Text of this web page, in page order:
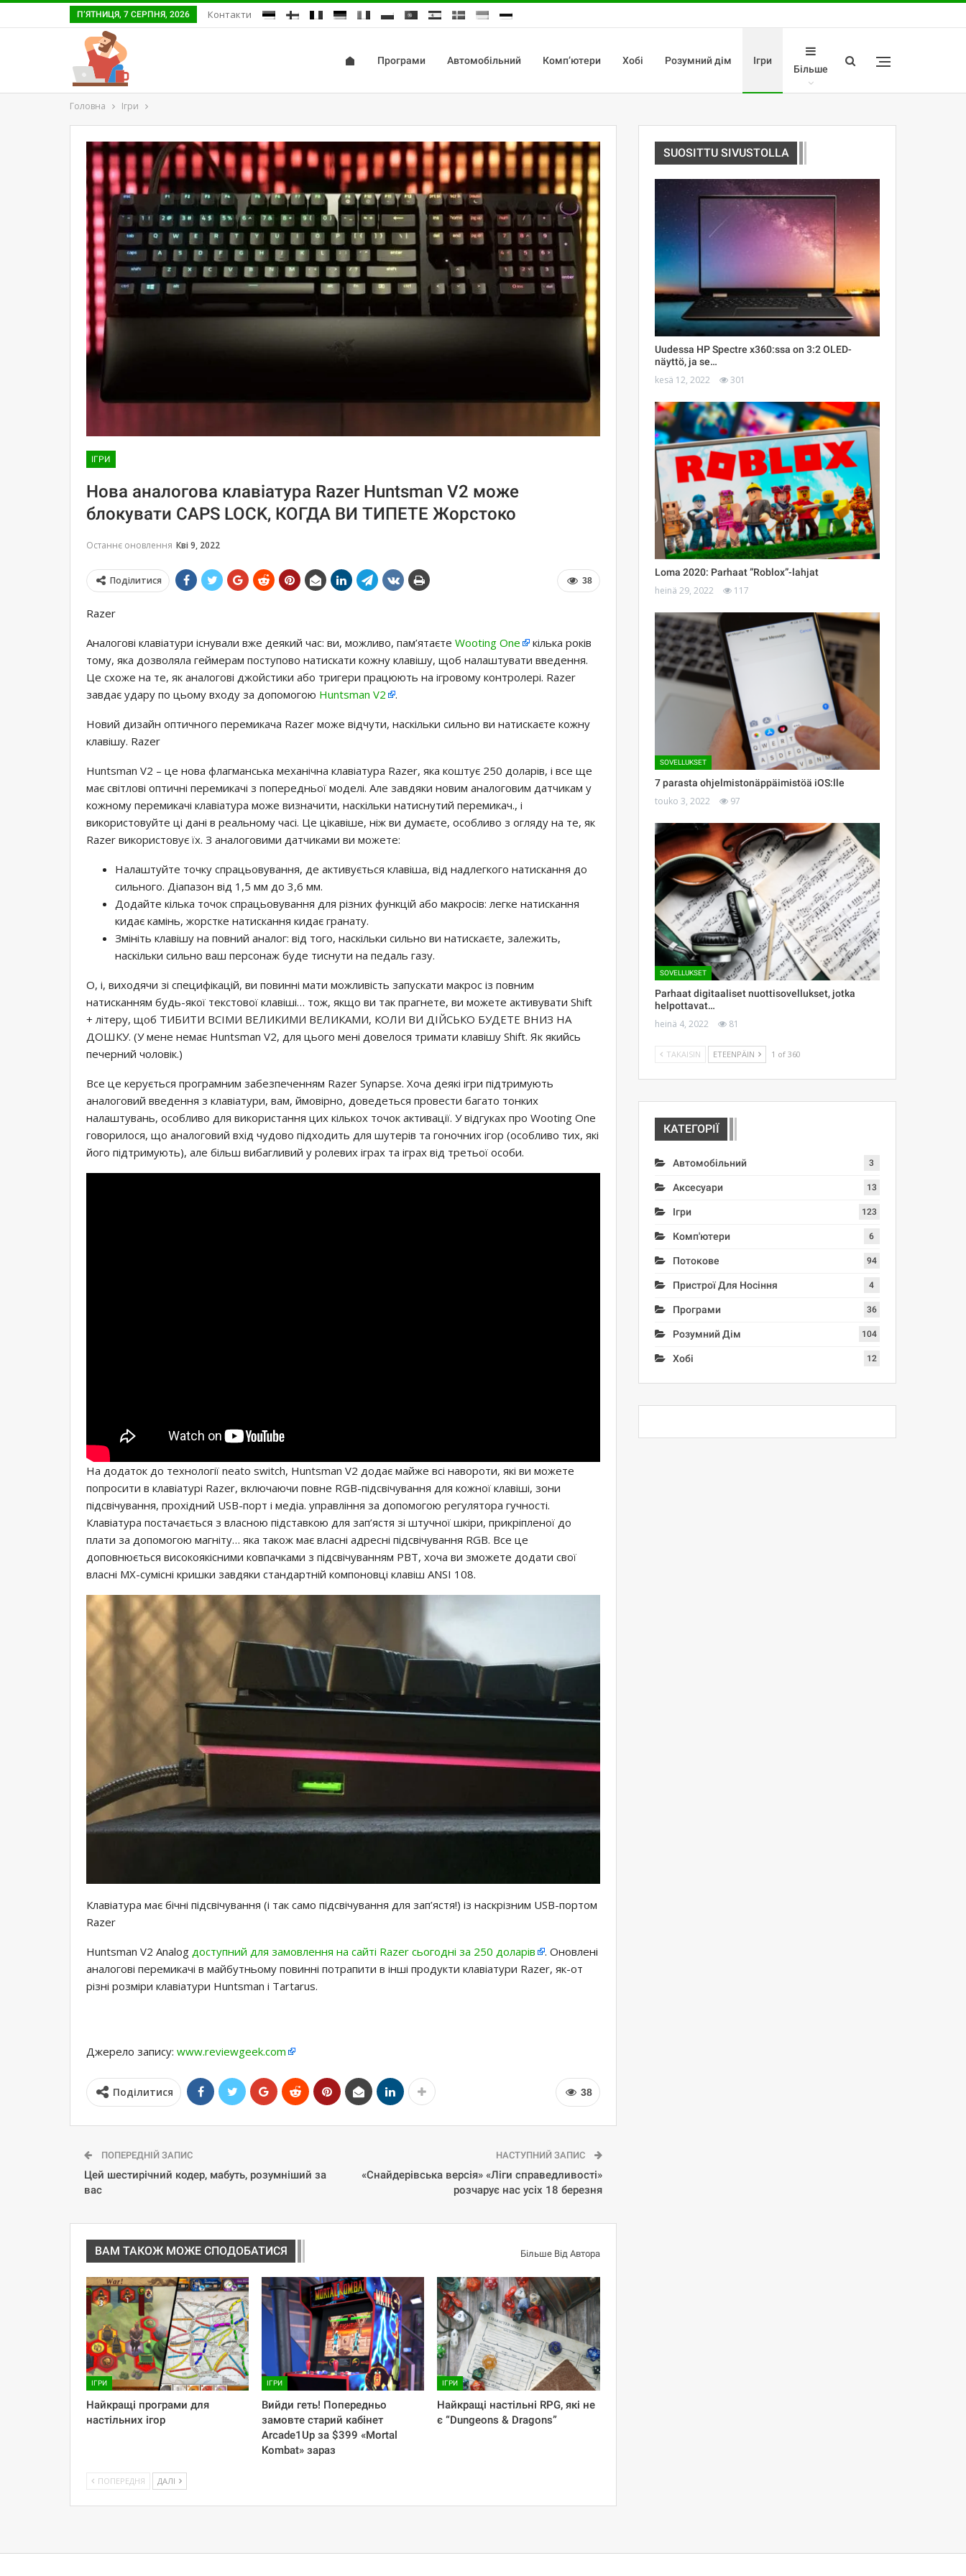
П’ЯТНИЦЯ, 7 СЕРПНЯ, 2026 Контакти
Програми Автомобільний Комп’ютери Хобі Розумний дім Ігри
Більше
Головна Ігри
ІГРИ
Нова аналогова клавіатура Razer Huntsman V2 може
блокувати CAPS LOCK, КОГДА ВИ ТИПЕТЕ Жорстоко
Останнє оновлення Кві 9, 2022
38
Поділитися
Razer
Аналогові клавіатури існували вже деякий час: ви, можливо, пам’ятаєте Wooting One
кілька років
тому, яка дозволяла геймерам поступово натискати кожну клавішу, щоб налаштувати введення.
Це схоже на те, як аналогові джойстики або тригери працюють на ігровому контролері. Razer
завдає удару по цьому входу за допомогою Huntsman V2 .
Новий дизайн оптичного перемикача Razer може відчути, наскільки сильно ви натискаєте кожну
клавішу. Razer
Huntsman V2 – це нова флагманська механічна клавіатура Razer, яка коштує 250 доларів, і все ще
має світлові оптичні перемикачі з попередньої моделі. Але завдяки новим аналоговим датчикам у
кожному перемикачі клавіатура може визначити, наскільки натиснутий перемикач., і
використовуйте ці дані в реальному часі. Це цікавіше, ніж ви думаєте, особливо з огляду на те, як
Razer використовує їх. З аналоговими датчиками ви можете:
Налаштуйте точку спрацьовування, де активується клавіша, від надлегкого натискання до
сильного. Діапазон від 1,5 мм до 3,6 мм.
Додайте кілька точок спрацьовування для різних функцій або макросів: легке натискання
кидає камінь, жорстке натискання кидає гранату.
Змініть клавішу на повний аналог: від того, наскільки сильно ви натискаєте, залежить,
наскільки сильно ваш персонаж буде тиснути на педаль газу.
О, і, виходячи зі специфікацій, ви повинні мати можливість запускати макрос із повним
натисканням будь-якої текстової клавіші… тож, якщо ви так прагнете, ви можете активувати Shift
+ літеру, щоб ТИБИТИ ВСІМИ ВЕЛИКИМИ ВЕЛИКАМИ, КОЛИ ВИ ДІЙСЬКО БУДЕТЕ ВНИЗ НА
ДОШКУ. (У мене немає Huntsman V2, для цього мені довелося тримати клавішу Shift. Як якийсь
печерний чоловік.)
Все це керується програмним забезпеченням Razer Synapse. Хоча деякі ігри підтримують
аналоговий введення з клавіатури, вам, ймовірно, доведеться провести багато тонких
налаштувань, особливо для використання цих кількох точок активації. У відгуках про Wooting One
говорилося, що аналоговий вхід чудово підходить для шутерів та гоночних ігор (особливо тих, які
його підтримують), але більш вибагливий у ролевих іграх та іграх від третьої особи.
На додаток до технології neato switch, Huntsman V2 додає майже всі навороти, які ви можете
попросити в клавіатурі Razer, включаючи повне RGB-підсвічування для кожної клавіші, зони
підсвічування, прохідний USB-порт і медіа. управління за допомогою регулятора гучності.
Клавіатура постачається з власною підставкою для зап’ястя зі штучної шкіри, прикріпленої до
плати за допомогою магніту… яка також має власні адресні підсвічування RGB. Все це
доповнюється високоякісними ковпачками з підсвічуванням PBT, хоча ви зможете додати свої
власні MX-сумісні кришки завдяки стандартній компоновці клавіш ANSI 108.
Клавіатура має бічні підсвічування (і так само підсвічування для зап’ястя!) із наскрізним USB-портом
Razer
Huntsman V2 Analog доступний для замовлення на сайті Razer сьогодні за 250 доларів
. Оновлені
аналогові перемикачі в майбутньому повинні потрапити в інші продукти клавіатури Razer, як-от
різні розміри клавіатури Huntsman і Tartarus.
Джерело запису: www.reviewgeek.com
38
Поділитися
ПОПЕРЕДНІЙ ЗАПИС
Цей шестирічний кодер, мабуть, розумніший за
вас
НАСТУПНИЙ ЗАПИС
«Снайдерівська версія» «Ліги справедливості»
розчарує нас усіх 18 березня
ВАМ ТАКОЖ МОЖЕ СПОДОБАТИСЯ Більше Від Автора
ІГРИ
Найкращі програми для
настільних ігор
ІГРИ
Вийди геть! Попередньо
замовте старий кабінет
Arcade1Up за $399 «Mortal
Kombat» зараз
ІГРИ
Найкращі настільні RPG, які не
є “Dungeons & Dragons”
ПОПЕРЕДНЯ ДАЛІ
SUOSITTU SIVUSTOLLA
Uudessa HP Spectre x360:ssa on 3:2 OLED-
näyttö, ja se…
kesä 12, 2022 301
Loma 2020: Parhaat ”Roblox”-lahjat
heinä 29, 2022 117
SOVELLUKSET
7 parasta ohjelmistonäppäimistöä iOS:lle
touko 3, 2022 97
SOVELLUKSET
Parhaat digitaaliset nuottisovellukset, jotka
helpottavat…
heinä 4, 2022 81
TAKAISIN ETEENPÄIN 1 of 360
КАТЕГОРІЇ
Автомобільний 3
Аксесуари 13
Ігри 123
Комп'ютери 6
Потокове 94
Пристрої Для Носіння 4
Програми 36
Розумний Дім 104
Хобі 12